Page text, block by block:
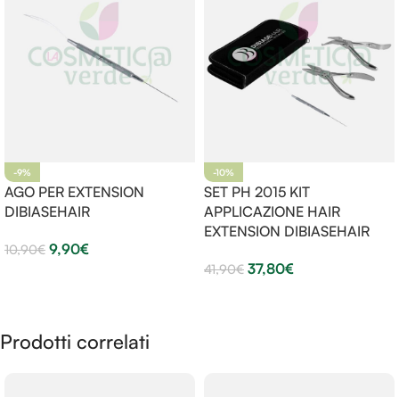
-9%
AGO PER EXTENSION
DIBIASEHAIR
10,90€ 9,90€
-10%
SET PH 2015 KIT
APPLICAZIONE HAIR
EXTENSION DIBIASEHAIR
41,90€ 37,80€
Prodotti correlati